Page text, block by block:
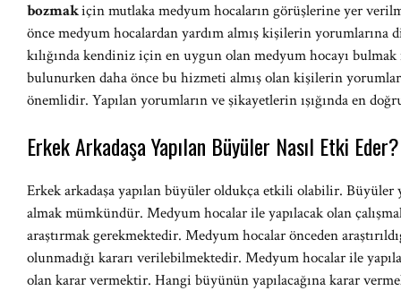
bozmakiçin mutlaka medyum hocaların görüşlerine yer
önce medyum hocalardan yardım almış kişilerin
kılığında kendiniz için en uygun olan medyum hocayı
bulunurken daha önce bu hizmeti almış olan kişilerin
önemlidir. Yapılan yorumların ve şikayetlerin ışığında en
Erkek Arkadaşa Yapılan Büyüler Nasıl Etki Eder?
Erkek arkadaşa yapılan büyüler oldukça etkili olabilir. Büyüler
almak mümkündür. Medyum hocalar ile yapılacak olan
araştırmak gerekmektedir. Medyum hocalar önceden
olunmadığı kararı verilebilmektedir. Medyum hocalar ile
olan karar vermektir. Hangi büyünün yapılacağına karar